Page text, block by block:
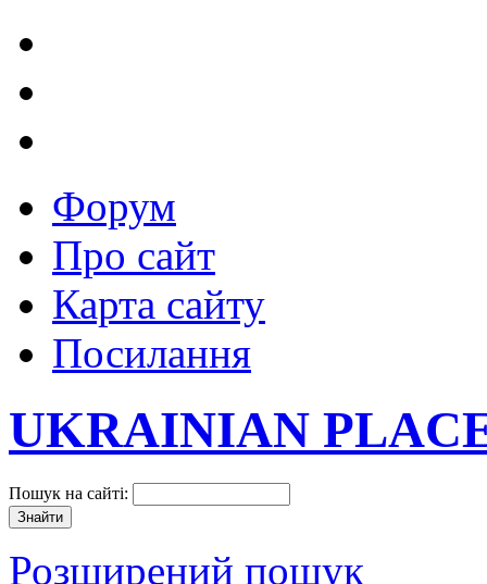
Форум
Про сайт
Карта сайту
Посилання
UKRAINIAN
Пошук на сайті:
Розширений пошук